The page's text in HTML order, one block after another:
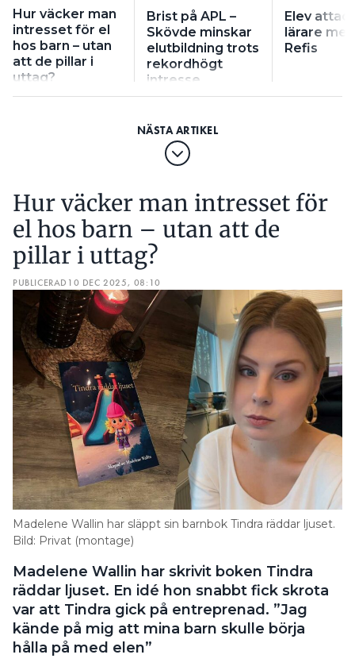
liknande brister även i andra Movant-skolor.
LÄS OCKSÅ:
ALLA KLARAR INTE CERTIFIKAT TILL ELEKTRIKER DIREKT
EFTER GYMNASIET
Movant, som beräknas vara klar i mitten av januari.
I samband med genomlysningen av skolan i
tillhört en tidigare lärare. En polisanmälan
upprättades, men utredningen lades ner eftersom
läraren hade vapenlicens. Polisen framhåller att
förvaringen ändå var olämplig, och kan få
konsekvenser för mannens vapenlicens om polisens
rättsavdelning väljer att starta ett ärende.
Hur väcker man
intresset för el
hos barn – utan
att de pillar i
uttag?
Brist på APL –
Skövde minskar
elutbildning trots
rekordhögt
intresse
Elev
lärare
Refis
Hur väcker man intresset för
el hos barn – utan att de
pillar i uttag?
PUBLICERAD 10 DEC 2025, 08:10
Madelene Wallin har släppt sin barnbok Tindra räddar ljuset.
Bild: Privat (montage)
Madelene Wallin har skrivit boken Tindra
räddar ljuset. En idé hon snabbt fick skrota
var att Tindra gick på entreprenad. ”Jag
kände på mig att mina barn skulle börja
hålla på med elen”